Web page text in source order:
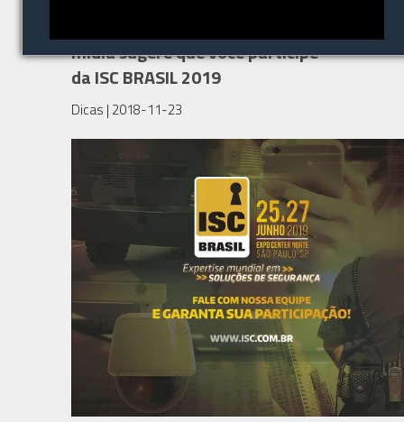
mídia sugere que você participe
da ISC BRASIL 2019
Dicas | 2018-11-23